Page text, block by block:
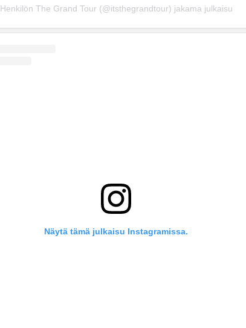
Henkilön The Grand Tour (@itsthegrandtour) jakama julkaisu
Näytä tämä julkaisu Instagramissa.